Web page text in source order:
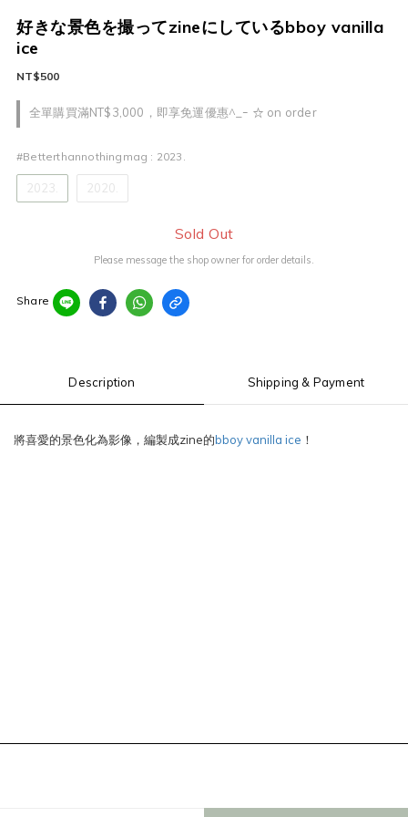
好きな景色を撮ってzineにしているbboy vanilla
ice
全單購買滿NT$3,000，即享免運優惠^_ｰ ☆ on order
NT$500
#betterthannothingmag : 2023.
2023. 2020.
Sold Out
Please message the shop owner for order details.
Share
Description Shipping & Payment
將喜愛的景色化為影像，編製成zine的bboy vanilla ice ！